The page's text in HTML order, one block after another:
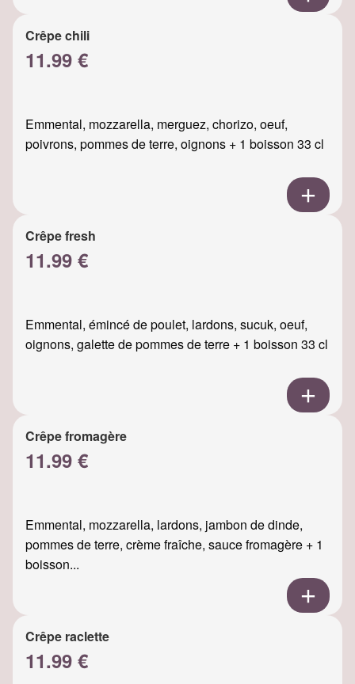
Crêpe chili
11.99 €
Emmental, mozzarella, merguez, chorizo, oeuf,
poivrons, pommes de terre, oignons + 1 boisson 33 cl
Crêpe fresh
11.99 €
Emmental, émincé de poulet, lardons, sucuk, oeuf,
oignons, galette de pommes de terre + 1 boisson 33 cl
Crêpe fromagère
11.99 €
Emmental, mozzarella, lardons, jambon de dinde,
pommes de terre, crème fraîche, sauce fromagère + 1
boisson...
Crêpe raclette
11.99 €